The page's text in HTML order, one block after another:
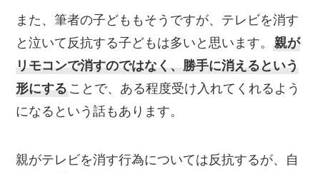
また、筆者の子どももそうですが、テレビを消す
と泣いて反抗する子どもは多いと思います。 親が
リモコンで消すのではなく、勝手に消えるという
形にする ことで、ある程度受け入れてくれるよう
になるという話もあります。
親がテレビを消す行為については反抗するが、自